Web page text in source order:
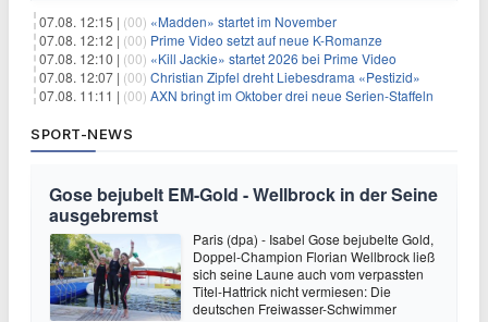
07.08. 12:15 | (00) «Madden» startet im November
07.08. 12:12 | (00) Prime Video setzt auf neue K-Romanze
07.08. 12:10 | (00) «Kill Jackie» startet 2026 bei Prime Video
07.08. 12:07 | (00) Christian Zipfel dreht Liebesdrama «Pestizid»
07.08. 11:11 | (00) AXN bringt im Oktober drei neue Serien-Staffeln
SPORT-NEWS
Gose bejubelt EM-Gold - Wellbrock in der Seine
ausgebremst
Paris (dpa) - Isabel Gose bejubelte Gold,
Doppel-Champion Florian Wellbrock ließ
sich seine Laune auch vom verpassten
Titel-Hattrick nicht vermiesen: Die
deutschen Freiwasser-Schwimmer